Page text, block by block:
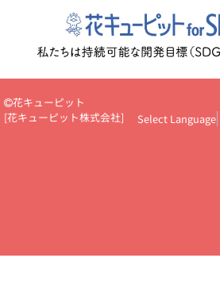
いのマナー
定年退職祝いのマナー
お
花キューピットのお祝いコラム
彩心理学」で選ぶ方法
結婚祝いの予算
ール
新築引っ越し祝いコラム お祝
場上司や先輩へ贈るお祝い花の正解は？
あり)
花キューピット×専門家
CO2
花キューピット
[花キューピット株式会社] Select Language